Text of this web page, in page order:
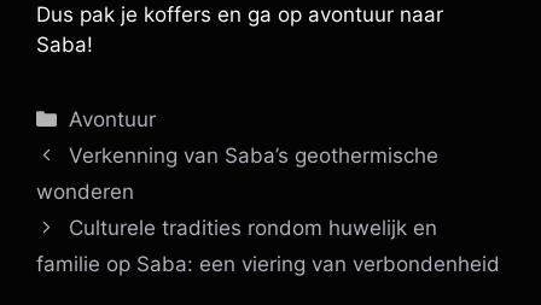
Dus pak je koffers en ga op avontuur naar
Saba!
Categorieën
Avontuur
Verkenning van Saba’s geothermische
wonderen
Culturele tradities rondom huwelijk en
familie op Saba: een viering van verbondenheid